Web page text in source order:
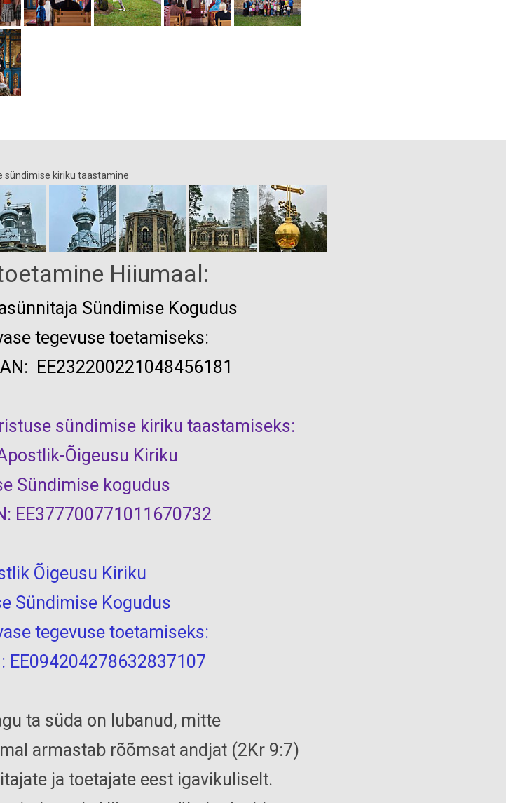
sündimise kiriku taastamine
Hiiumaal:
Sündimise Kogudus
tegevuse toetamiseks:
EE232200221048456181
sündimise kiriku taastamiseks:
Õigeusu Kiriku
Sündimise kogudus
EE377700771011670732
Õigeusu Kiriku
Sündimise Kogudus
tegevuse toetamiseks:
EE094204278632837107
ta süda on lubanud, mitte
armastab rõõmsat andjat (2Kr 9:7)
ja toetajate eest igavikuliselt.